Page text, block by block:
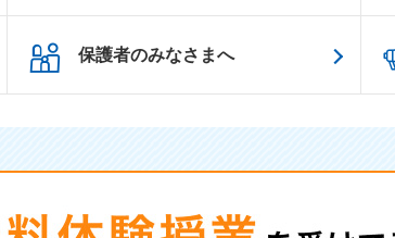
保護者のみなさまへ